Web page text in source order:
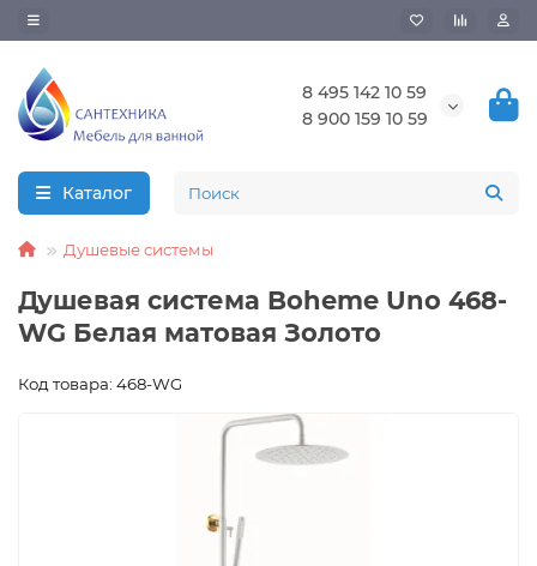
8 495 142 10 59
8 900 159 10 59
Каталог
Душевые системы
Душевая система Boheme Uno 468-
WG Белая матовая Золото
Код товара: 468-WG